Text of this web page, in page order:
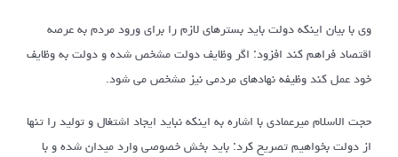
وی با بیان اینکه دولت باید بسترهای لازم را برای ورود مردم به عرصه
اقتصاد فراهم کند افزود: اگر وظایف دولت مشخص شده و دولت به وظایف
خود عمل کند وظیفه نهادهای مردمی نیز مشخص می شود.
حجت الاسلام میرعمادی با اشاره به اینکه نباید ایجاد اشتغال و تولید را تنها
از دولت بخواهیم تصریح کرد: باید بخش خصوصی وارد میدان شده و با